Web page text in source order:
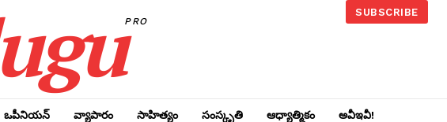
PRO
SUBSCRIBE
ఒపీనియన్‌ వ్యాపారం సాహిత్యం సంస్కృతి ఆధ్యాత్మికం అవీఇవీ!